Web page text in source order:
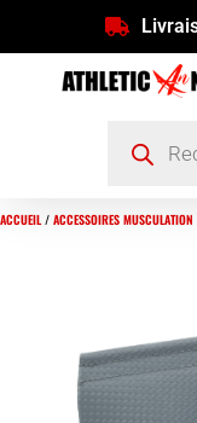
ACCUEIL/ ACCESSOIRES MUSCULATION